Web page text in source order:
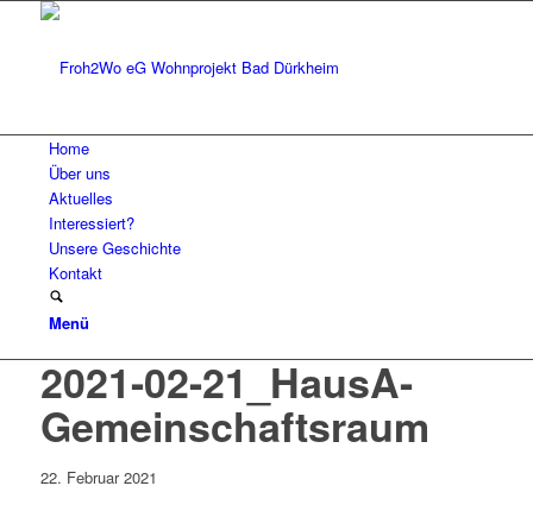
Home
Über uns
Aktuelles
Interessiert?
Unsere Geschichte
Kontakt
Menü
2021-02-21_HausA-
Gemeinschaftsraum
22. Februar 2021